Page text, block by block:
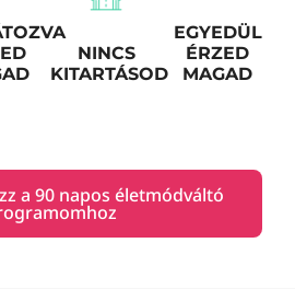
NINCS
KITARTÁSOD
EGYEDÜL
ÉRZED
MAGAD
a 90 napos életmódváltó